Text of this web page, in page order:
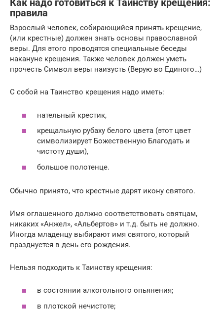
Как надо готовиться к Таинству крещения:
правила
Взрослый человек, собирающийся принять крещение,
(или крестные) должен знать основы православной
веры. Для этого проводятся специальные беседы
накануне крещения. Также человек должен уметь
прочесть Символ веры наизусть (Верую во Единого…)
С собой на Таинство крещения надо иметь:
нательный крестик,
крещальную рубаху белого цвета (этот цвет
символизирует Божественную Благодать и
чистоту души),
большое полотенце.
Обычно принято, что крестные дарят икону святого.
Имя оглашенного должно соответствовать святцам,
никаких «Анжел», «Альбертов» и т.д. быть не должно.
Иногда младенцу выбирают имя святого, который
празднуется в день его рождения.
Нельзя подходить к Таинству крещения:
в состоянии алкогольного опьянения;
в плотской нечистоте;